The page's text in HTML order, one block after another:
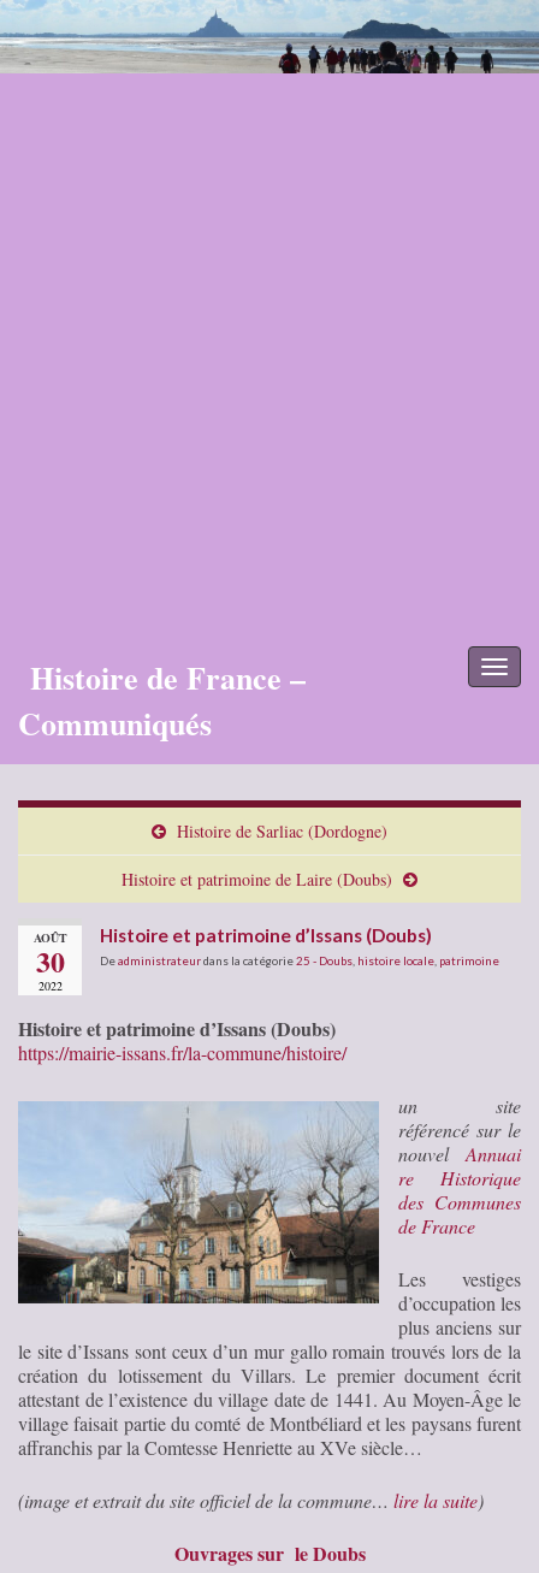
Histoire de France –
Communiqués
Histoire de Sarliac (Dordogne)
Histoire et patrimoine de Laire (Doubs)
AOÛT
30
2022
Histoire et patrimoine d’Issans (Doubs)
Deadministrateurdans la catégorie25 - Doubs histoire locale patrimoine
Histoire et patrimoine d’Issans (Doubs)
https://mairie-issans.fr/la-commune/histoire/
un site
référencé sur le
nouvel Annuai
re Historique
des Communes
de France
Les vestiges
d’occupation les
plus anciens sur
le site d’Issans sont ceux d’un mur gallo romain trouvés lors de la
création du lotissement du Villars. Le premier document écrit
attestant de l’existence du village date de 1441. Au Moyen-Âge le
village faisait partie du comté de Montbéliard et les paysans furent
affranchis par la Comtesse Henriette au XVe siècle…
(image et extrait du site officiel de la commune… lire la suite)
Ouvrages sur le Doubs